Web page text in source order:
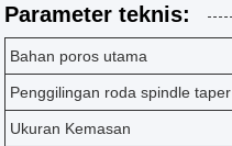
Parameter teknis:
Bahan poros utama
Penggilingan roda spindle taper
Ukuran Kemasan